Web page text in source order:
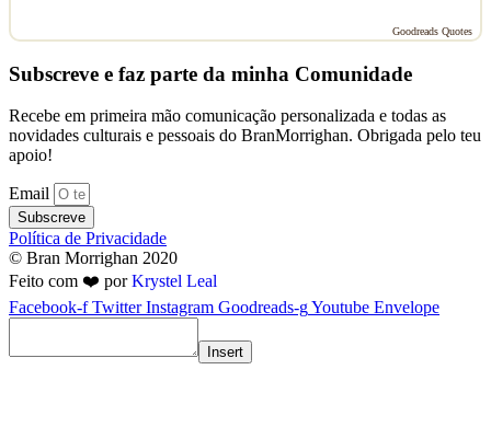
Goodreads Quotes
Subscreve e faz parte da minha Comunidade
Recebe em primeira mão comunicação personalizada e todas as
novidades culturais e pessoais do BranMorrighan. Obrigada pelo teu
apoio!
Email
Subscreve
Política de Privacidade
© Bran Morrighan 2020
Feito com ❤️ porKrystel Leal
Facebook-f Twitter Instagram Goodreads-gYoutube Envelope
Insert